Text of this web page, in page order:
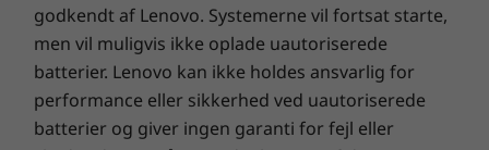
Testet for robusthed
ThinkPad L15 Gen 2 er testet efter 12 militære
testkrav og mere end 200
kvalitetskontrolpunkter for at sikre, at den
godkendt af Lenovo. Systemerne vil fortsat starte,
men vil muligvis ikke oplade uautoriserede
batterier. Lenovo kan ikke holdes ansvarlig for
performance eller sikkerhed ved uautoriserede
batterier og giver ingen garanti for fejl eller